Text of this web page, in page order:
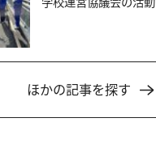
ほかの記事を探す